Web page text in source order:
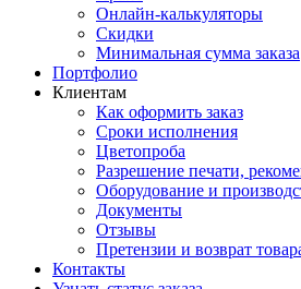
Онлайн-калькуляторы
Скидки
Минимальная сумма заказа
Портфолио
Клиентам
Как оформить заказ
Сроки исполнения
Цветопроба
Разрешение печати,
Оборудование и
Документы
Отзывы
Претензии и возврат
Контакты